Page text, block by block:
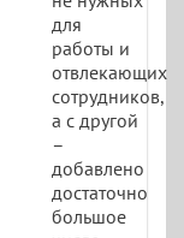
для
работы и
отвлекающих
сотрудников,
а с другой
–
добавлено
достаточно
большое